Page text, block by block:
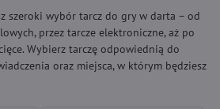
szeroki wybór tarcz do gry w darta – od
przez tarcze elektroniczne, aż po
Wybierz tarczę odpowiednią do
oraz miejsca, w którym będziesz